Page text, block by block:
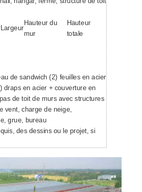
Largeur
Hauteur du
mur
Hauteur
totale
de sandwich (2) feuilles en acier
draps en acier + couverture en
de toit de murs avec structures
vent, charge de neige,
grue, bureau
des dessins ou le projet, si